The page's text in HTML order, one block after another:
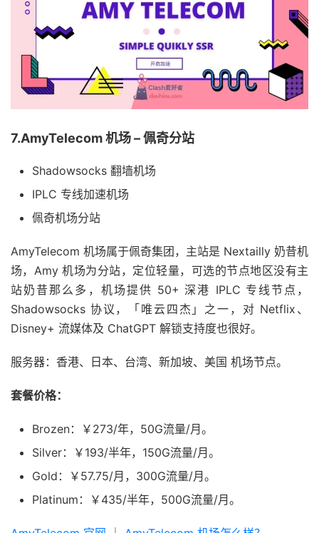
7.AmyTelecom 机场 – 佩奇分站
Shadowsocks 翻墙机场
IPLC 专线加速机场
佩奇机场分站
AmyTelecom 机场属于佩奇集团，主站是 Nextailly 奶昔机
场，Amy 机场为分站，定位轻量，可选的节点地区没有主
站奶昔那么多，机场提供 50+ 深港 IPLC 专线节点，
Shadowsocks 协议，「唯云四杰」之一，对 Netflix、
Disney+ 流媒体及 ChatGPT 解锁支持度也很好。
服务器：香港、日本、台湾、新加坡、美国 机场节点。
套餐价格：
Brozen：￥273/年，50G流量/月。
Silver：￥193/半年，150G流量/月。
Gold：￥57.75/月，300G流量/月。
Platinum：￥435/半年，500G流量/月。